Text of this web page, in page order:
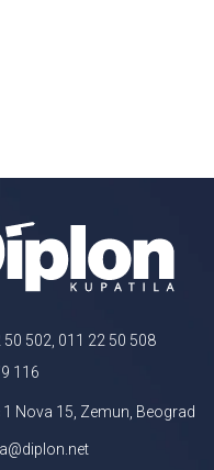
50 502, 011 22 50 508
116
1 Nova 15, Zemun, Beograd